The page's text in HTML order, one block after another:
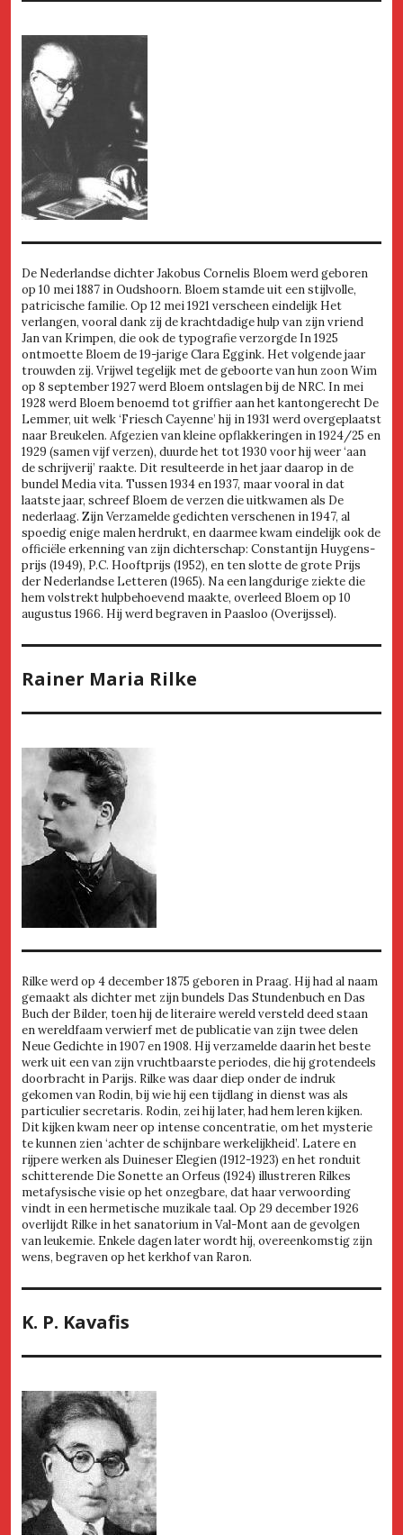
De Nederlandse dichter Jakobus Cornelis Bloem werd geboren
op 10 mei 1887 in Oudshoorn. Bloem stamde uit een stijlvolle,
patricische familie. Op 12 mei 1921 verscheen eindelijk Het
verlangen, vooral dank zij de krachtdadige hulp van zijn vriend
Jan van Krimpen, die ook de typografie verzorgde In 1925
ontmoette Bloem de 19-jarige Clara Eggink. Het volgende jaar
trouwden zij. Vrijwel tegelijk met de geboorte van hun zoon Wim
op 8 september 1927 werd Bloem ontslagen bij de NRC. In mei
1928 werd Bloem benoemd tot griffier aan het kantongerecht De
Lemmer, uit welk ‘Friesch Cayenne’ hij in 1931 werd overgeplaatst
naar Breukelen. Afgezien van kleine opflakkeringen in 1924/25 en
1929 (samen vijf verzen), duurde het tot 1930 voor hij weer ‘aan
de schrijverij’ raakte. Dit resulteerde in het jaar daarop in de
bundel Media vita. Tussen 1934 en 1937, maar vooral in dat
laatste jaar, schreef Bloem de verzen die uitkwamen als De
nederlaag. Zijn Verzamelde gedichten verschenen in 1947, al
spoedig enige malen herdrukt, en daarmee kwam eindelijk ook de
officiële erkenning van zijn dichterschap: Constantijn Huygens-
prijs (1949), P.C. Hooftprijs (1952), en ten slotte de grote Prijs
der Nederlandse Letteren (1965). Na een langdurige ziekte die
hem volstrekt hulpbehoevend maakte, overleed Bloem op 10
augustus 1966. Hij werd begraven in Paasloo (Overijssel).
Rainer Maria Rilke
Rilke werd op 4 december 1875 geboren in Praag. Hij had al naam
gemaakt als dichter met zijn bundels Das Stundenbuch en Das
Buch der Bilder, toen hij de literaire wereld versteld deed staan
en wereldfaam verwierf met de publicatie van zijn twee delen
Neue Gedichte in 1907 en 1908. Hij verzamelde daarin het beste
werk uit een van zijn vruchtbaarste periodes, die hij grotendeels
doorbracht in Parijs. Rilke was daar diep onder de indruk
gekomen van Rodin, bij wie hij een tijdlang in dienst was als
particulier secretaris. Rodin, zei hij later, had hem leren kijken.
Dit kijken kwam neer op intense concentratie, om het mysterie
te kunnen zien ‘achter de schijnbare werkelijkheid’. Latere en
rijpere werken als Duineser Elegien (1912-1923) en het ronduit
schitterende Die Sonette an Orfeus (1924) illustreren Rilkes
metafysische visie op het onzegbare, dat haar verwoording
vindt in een hermetische muzikale taal. Op 29 december 1926
overlijdt Rilke in het sanatorium in Val-Mont aan de gevolgen
van leukemie. Enkele dagen later wordt hij, overeenkomstig zijn
wens, begraven op het kerkhof van Raron.
K. P. Kavafis